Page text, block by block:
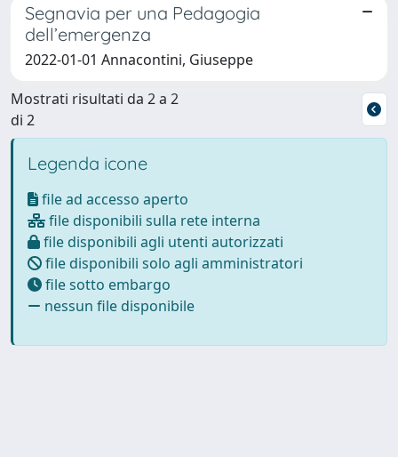
Segnavia per una Pedagogia
dell’emergenza
2022-01-01 Annacontini, Giuseppe
Mostrati risultati da 2 a 2
di 2
Legenda icone
file ad accesso aperto
file disponibili sulla rete interna
file disponibili agli utenti autorizzati
file disponibili solo agli amministratori
file sotto embargo
nessun file disponibile